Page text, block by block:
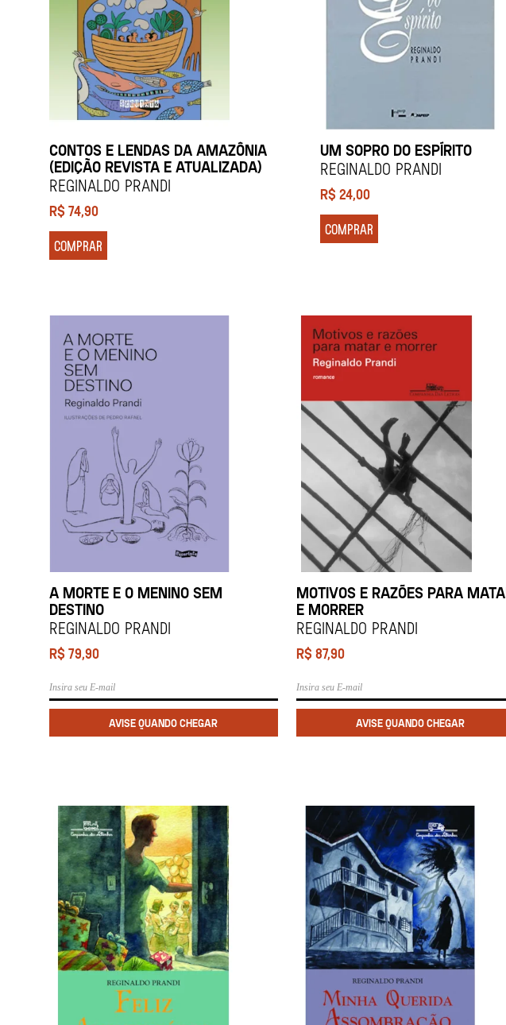
CONTOS E LENDAS DA AMAZÔNIA
(EDIÇÃO REVISTA E ATUALIZADA)
REGINALDO PRANDI
R$ 74,90
COMPRAR
UM SOPRO DO ESPÍRITO
REGINALDO PRANDI
R$24,00
COMPRAR
A MORTE E O MENINO SEM
DESTINO
REGINALDO PRANDI
R$ 79,90
MOTIVOS E RAZÕES PARA
E MORRER
REGINALDO PRANDI
R$ 87,90